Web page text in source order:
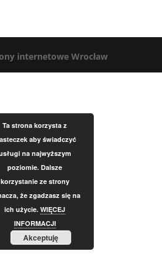
internetowe Wrocław
Ta strona korzysta z
aby świadczyć
na najwyższym
poziomie. Dalsze
korzystanie ze strony
że zgadzasz się na
ich użycie. WIĘCEJ
INFORMACJI
Akceptuję